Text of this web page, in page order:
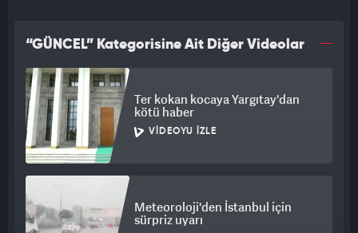
“GÜNCEL” Kategorisine Ait Diğer Videolar
Ter kokan kocaya Yargıtay'dan
kötü haber
VIDEOYU İZLE
Meteoroloji'den İstanbul için
sürpriz uyarı